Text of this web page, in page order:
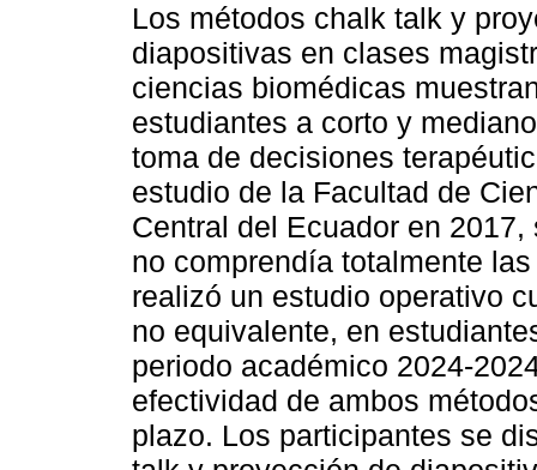
Los métodos chalk talk y
diapositivas en clases
ciencias biomédicas
estudiantes a corto y
toma de decisiones
estudio de la Facultad de
Central del Ecuador en
no comprendía totalmente
realizó un estudio operativo
no equivalente, en
periodo académico 2024-
efectividad de ambos
plazo. Los participantes se